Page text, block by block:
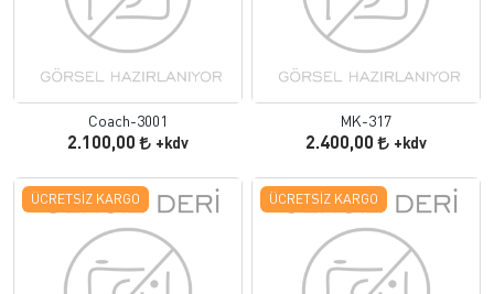
Coach-3001
2.100,00 +kdv
MK-317
2.400,00 +kdv
ÜCRETSIZ KARGO ÜCRETSIZ KARGO